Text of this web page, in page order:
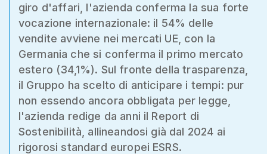
giro d'affari, l'azienda conferma la sua forte
vocazione internazionale: il 54% delle
vendite avviene nei mercati UE, con la
Germania che si conferma il primo mercato
estero (34,1%). Sul fronte della trasparenza,
il Gruppo ha scelto di anticipare i tempi: pur
non essendo ancora obbligata per legge,
l'azienda redige da anni il Report di
Sostenibilità, allineandosi già dal 2024 ai
rigorosi standard europei ESRS.